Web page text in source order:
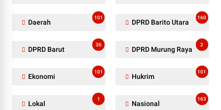
Daerah
101
DPRD Barito Utara
160
DPRD Barut
36
DPRD Murung Raya
2
Ekonomi
101
Hukrim
101
Lokal
1
Nasional
163